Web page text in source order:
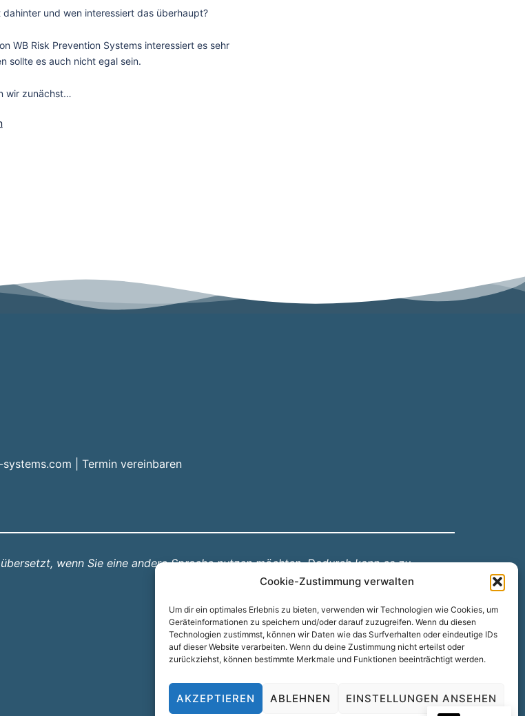
Cookie-Zustimmung verwalten
Um dir ein optimales Erlebnis zu bieten, verwenden wir Technologien wie Cookies, um
Geräteinformationen zu speichern und/oder darauf zuzugreifen. Wenn du diesen
Technologien zustimmst, können wir Daten wie das Surfverhalten oder eindeutige IDs
auf dieser Website verarbeiten. Wenn du deine Zustimmung nicht erteilst oder
zurückziehst, können bestimmte Merkmale und Funktionen beeinträchtigt werden.
AKZEPTIEREN ABLEHNEN EINSTELLUNGEN ANSEHEN
dahinter und wen interessiert das überhaupt?
WB Risk Prevention Systems interessiert es sehr
sollte es auch nicht egal sein.
wir zunächst…
Termin vereinbaren
wenn Sie eine andere Sprache nutzen möchten. Dadurch kann es zu